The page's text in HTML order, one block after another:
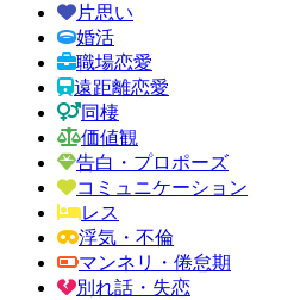
片思い
婚活
職場恋愛
遠距離恋愛
同棲
価値観
告白・プロポーズ
コミュニケーション
レス
浮気・不倫
マンネリ・倦怠期
別れ話・失恋